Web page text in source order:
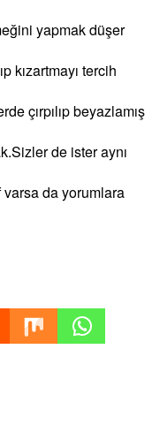
yapmak düşer
kızartmayı tercih
çırpılıp beyazlamış
de ister aynı
da yorumlara